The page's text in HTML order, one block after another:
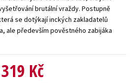
brutální vraždy. Postupně
se dotýkají inckých zakladatelů
ale především pověstného zabijáka
319 Kč